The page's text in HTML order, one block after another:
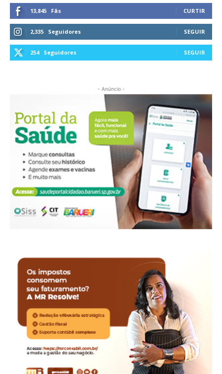
13,845 Fãs CURTIR
2,335 Seguidores SEGUIR
254 Seguidores SEGUIR
- Anúncio -